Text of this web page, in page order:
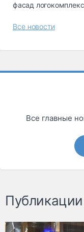
фасад
Все новости
Все главные